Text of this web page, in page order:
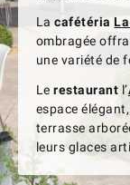
Lacafétéria
ombragée
une variété de
Lerestaurant l’
espace
terrasse
leurs glaces